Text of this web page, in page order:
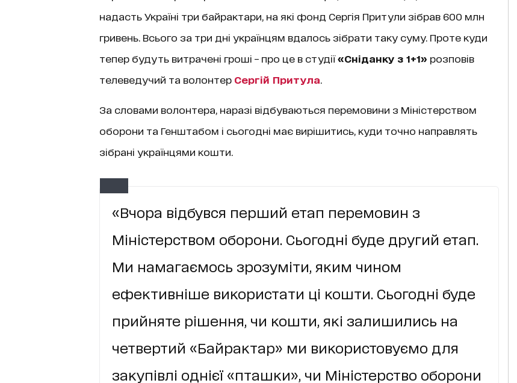
надасть Україні три байрактари, на які фонд Сергія Притули зібрав 600 млн
гривень. Всього за три дні українцям вдалось зібрати таку суму. Проте куди
тепер будуть витрачені гроші – про це в студії«Сніданку з 1+1» розповів
телеведучий та волонтер Сергій Притула
За словами волонтера, наразі відбуваються перемовини з Міністерством
оборони та Генштабом і сьогодні має вирішитись, куди точно направлять
зібрані українцями кошти.
«Вчора відбувся перший етап перемовин з
Міністерством оборони. Сьогодні буде другий етап.
Ми намагаємось зрозуміти, яким чином
ефективніше використати ці кошти. Сьогодні буде
прийняте рішення, чи кошти, які залишились на
четвертий «Байрактар» ми використовуємо для
закупівлі однієї «пташки», чи Міністерство оборони